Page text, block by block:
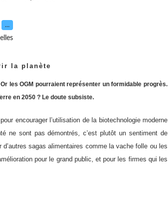
…
la planète
les OGM pourraient représenter un formidable progrès.
en 2050 ? Le doute subsiste.
encourager l’utilisation de la biotechnologie moderne
ne sont pas démontrés, c’est plutôt un sentiment de
sagas alimentaires comme la vache folle ou les
pour le grand public, et pour les firmes qui les